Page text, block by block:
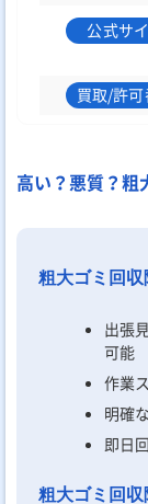
公式サ
買取/許
高い？悪質？粗
粗大ゴミ回収
出張
可能
作業
明確
即日
粗大ゴミ回収